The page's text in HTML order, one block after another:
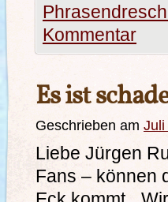
Kommentar
Es ist
Geschrieben am Juli
Liebe Jürgen
Fans – können